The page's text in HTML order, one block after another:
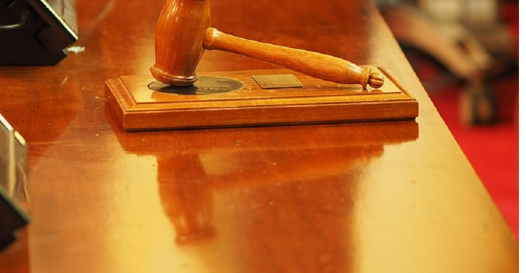
Manager / Chi è Leonardo
Ferragamo, il presidente della
maison di moda che da 17 mesi
copre il posto lasciato vacante da
Marco Gobbetti
Bologna, arrestata coppia che
girava l’Italia per truffare gli anziani:
con sé portavano il figlio di 7 anni